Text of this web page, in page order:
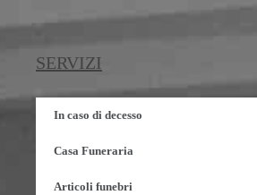
SERVIZI
In caso di decesso
Casa Funeraria
Articoli funebri